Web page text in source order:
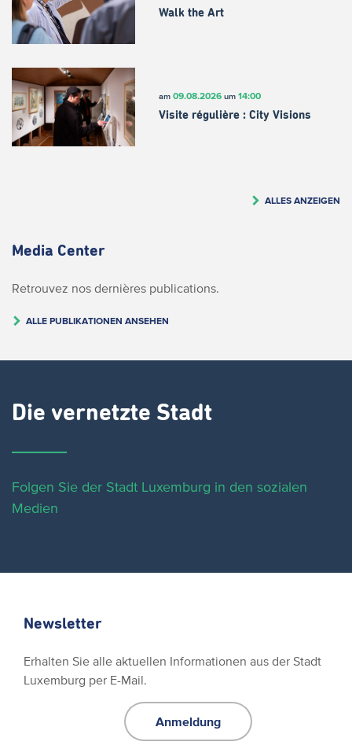
Walk the Art
am 09.08.2026um 14:00
Visite régulière : City Visions
ALLES ANZEIGEN
Media Center
Retrouvez nos dernières publications.
ALLE PUBLIKATIONEN ANSEHEN
Die vernetzte Stadt
Folgen Sie der Stadt Luxemburg in den sozialen
Medien
Newsletter
Erhalten Sie alle aktuellen Informationen aus der Stadt
Luxemburg per E-Mail.
Anmeldung